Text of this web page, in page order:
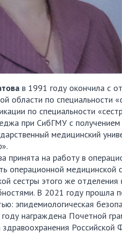
в 1991 году окончила с
области по специальности
по специальности
при СибГМУ с
медицинский
принята на работу в
операционной
сестры этого же
В 2021 году прошла
эпидемиологическая
награждена Почетной
Российской